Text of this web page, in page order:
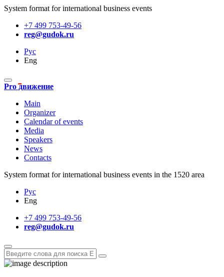
System format for international business events
+7 499 753-49-56
reg@gudok.ru
Рус
Eng
Pro движение
Main
Organizer
Calendar of events
Media
Speakers
News
Contacts
System format for international business events in the 1520 area
Рус
Eng
+7 499 753-49-56
reg@gudok.ru